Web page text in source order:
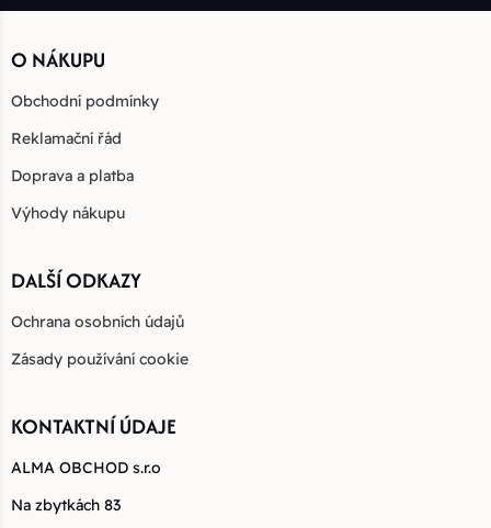
O NÁKUPU
Obchodní podmínky
Reklamační řád
Doprava a platba
Výhody nákupu
DALŠÍ ODKAZY
Ochrana osobních údajů
Zásady používání cookie
KONTAKTNÍ ÚDAJE
ALMA OBCHOD s.r.o
Na zbytkách 83